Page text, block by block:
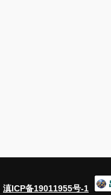
滇ICP备19011955号-1